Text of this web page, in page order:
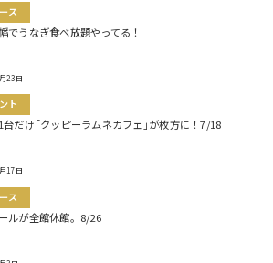
ス
でうなぎ食べ放題やってる！
23日
ト
台だけ｢クッピーラムネカフェ｣が枚方に！7/18
17日
ス
ルが全館休館。8/26